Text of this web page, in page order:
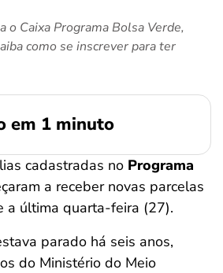
o Caixa Programa Bolsa Verde,
como se inscrever para ter
em 1 minuto
cadastradas no Programa
a receber novas parcelas
a última quarta-feira (27).
parado há seis anos,
do Ministério do Meio